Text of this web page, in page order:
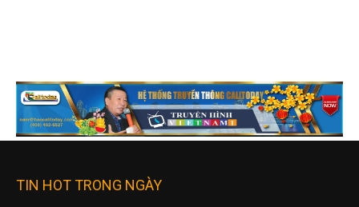
TIN HOT TRONG NGÀY